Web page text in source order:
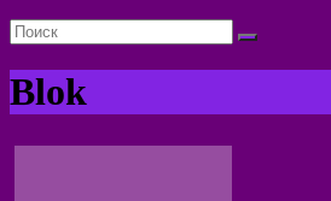
Blok